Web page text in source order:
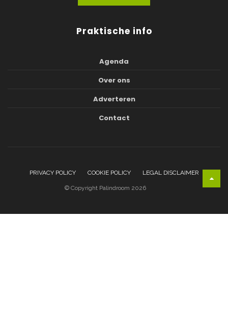
Praktische info
Agenda
Over ons
Adverteren
Contact
PRIVACY POLICY COOKIE POLICY LEGAL DISCLAIMER
© Copyright Palindroom 2026